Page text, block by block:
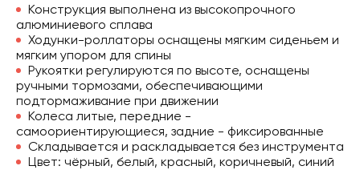
Конструкция выполнена из высокопрочного
алюминиевого сплава
Ходунки-роллаторы оснащены мягким сиденьем и
мягким упором для спины
Рукоятки регулируются по высоте, оснащены
ручными тормозами, обеспечивающими
подтормаживание при движении
Колеса литые, передние -
самоориентирующиеся, задние - фиксированные
Складывается и раскладывается без инструмента
Цвет: чёрный, белый, красный, коричневый, синий